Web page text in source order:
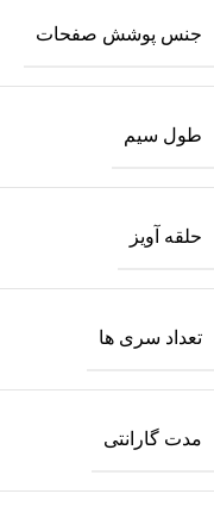
جنس پوشش صفحات
طول سیم
حلقه آویز
تعداد سری ها
مدت گارانتی